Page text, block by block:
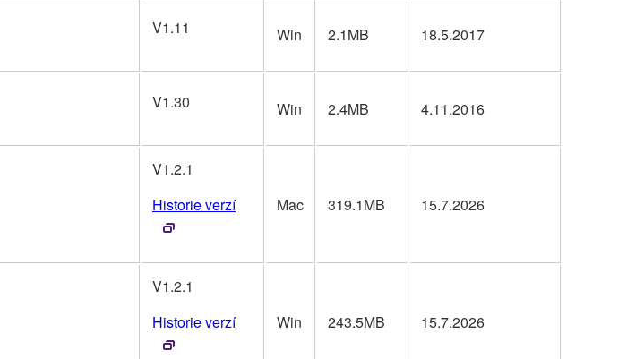
V1.11 Win 2.1MB 18.5.2017
V1.30 Win 2.4MB 4.11.2016
V1.2.1
Historie verzí
Mac 319.1MB 15.7.2026
V1.2.1
Historie verzí
Win 243.5MB 15.7.2026